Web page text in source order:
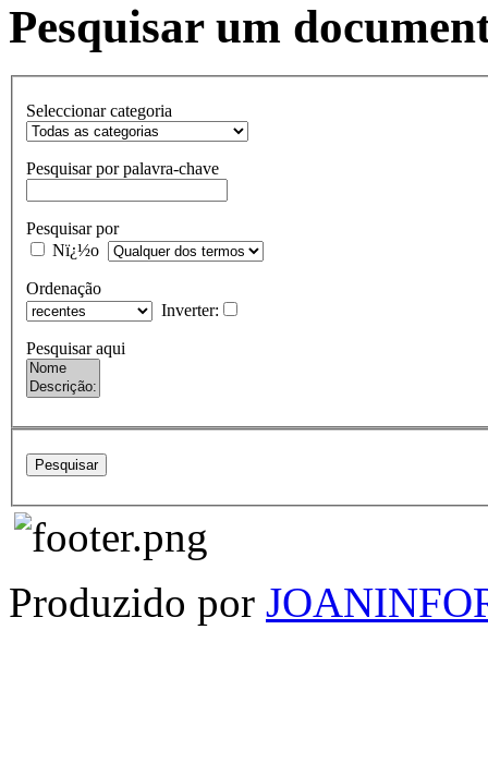
Pesquisar um
Seleccionar categoria
Pesquisar por palavra-chave
Pesquisar por
Nï¿½o
Ordenação
Inverter:
Pesquisar aqui
Produzido por